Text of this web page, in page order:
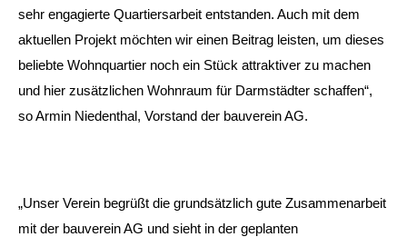
sehr engagierte Quartiersarbeit entstanden. Auch mit dem
aktuellen Projekt möchten wir einen Beitrag leisten, um dieses
beliebte Wohnquartier noch ein Stück attraktiver zu machen
und hier zusätzlichen Wohnraum für Darmstädter schaffen“,
so Armin Niedenthal, Vorstand der bauverein AG.
„Unser Verein begrüßt die grundsätzlich gute Zusammenarbeit
mit der bauverein AG und sieht in der geplanten